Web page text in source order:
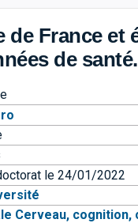
de France et
de santé.
le 24/01/2022
Cerveau, cognition,